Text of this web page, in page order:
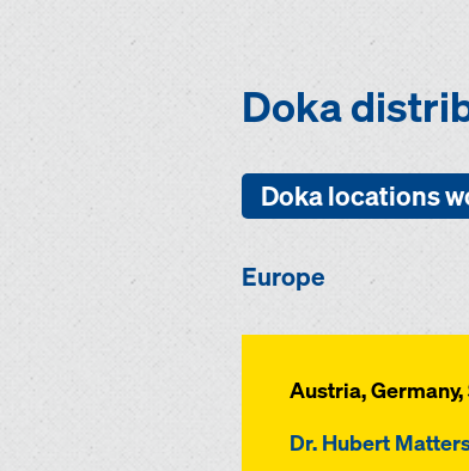
Doka
Doka locations
Europe
Austria,
Dr. Hubert